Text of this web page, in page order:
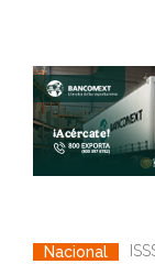
Nacional